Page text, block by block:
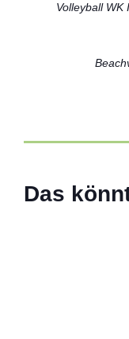
Volleyball
Das
01 Juli 2026
The Best